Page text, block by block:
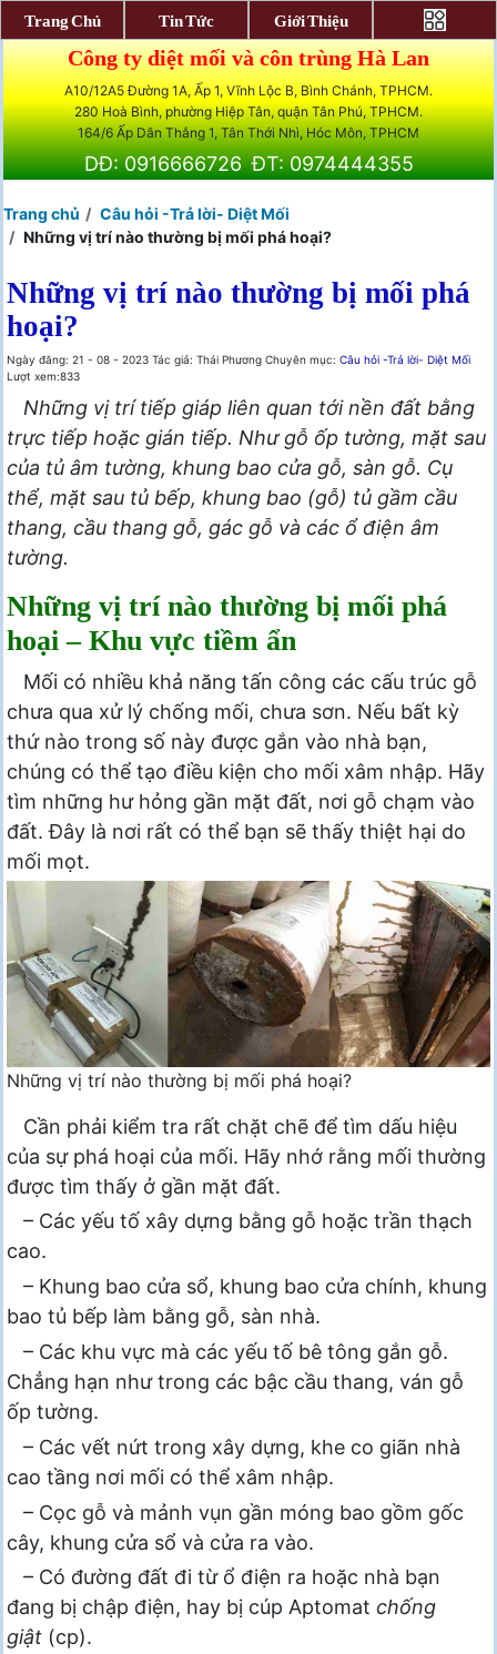
Công ty diệt mối và côn trùng Hà Lan
A10/12A5 Đường 1A, Ấp 1, Vĩnh Lộc B, Bình Chánh, TPHCM.
280 Hoà Bình, phường Hiệp Tân, quận Tân Phú, TPHCM.
164/6 Ấp Dân Thắng 1, Tân Thới Nhì, Hóc Môn, TPHCM
DĐ: 0916666726 ĐT: 0974444355
Trang chủ
Câu hỏi -Trả lời- Diệt Mối
Những vị trí nào thường bị mối phá hoại?
Những vị trí nào thường bị mối phá
hoại?
Ngày đăng: 21 - 08 - 2023 Tác giả: Thái Phương Chuyên mục: Câu hỏi -Trả lời- Diệt Mối
Lượt xem:833
Những vị trí tiếp giáp liên quan tới nền đất bằng
trực tiếp hoặc gián tiếp. Như gỗ ốp tường, mặt sau
của tủ âm tường, khung bao cửa gỗ, sàn gỗ. Cụ
thể, mặt sau tủ bếp, khung bao (gỗ) tủ gầm cầu
thang, cầu thang gỗ, gác gỗ và các ổ điện âm
tường.
Những vị trí nào thường bị mối phá
hoại – Khu vực tiềm ẩn
Mối có nhiều khả năng tấn công các cấu trúc gỗ
chưa qua xử lý chống mối, chưa sơn. Nếu bất kỳ
thứ nào trong số này được gắn vào nhà bạn,
chúng có thể tạo điều kiện cho mối xâm nhập. Hãy
tìm những hư hỏng gần mặt đất, nơi gỗ chạm vào
đất. Đây là nơi rất có thể bạn sẽ thấy thiệt hại do
mối mọt.
Những vị trí nào thường bị mối phá hoại?
Cần phải kiểm tra rất chặt chẽ để tìm dấu hiệu
của sự phá hoại của mối. Hãy nhớ rằng mối thường
được tìm thấy ở gần mặt đất.
– Các yếu tố xây dựng bằng gỗ hoặc trần thạch
cao.
– Khung bao cửa sổ, khung bao cửa chính, khung
bao tủ bếp làm bằng gỗ, sàn nhà.
– Các khu vực mà các yếu tố bê tông gắn gỗ.
Chẳng hạn như trong các bậc cầu thang, ván gỗ
ốp tường.
– Các vết nứt trong xây dựng, khe co giãn nhà
cao tầng nơi mối có thể xâm nhập.
– Cọc gỗ và mảnh vụn gần móng bao gồm gốc
cây, khung cửa sổ và cửa ra vào.
– Có đường đất đi từ ổ điện ra hoặc nhà bạn
đang bị chập điện, hay bị cúp Aptomat chống
giật (cp).
Trang Chủ Tin Tức Giới Thiệu